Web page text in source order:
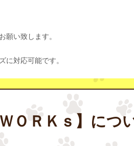
願い致します。
に対応可能です。
ＯＲＫｓ】につ